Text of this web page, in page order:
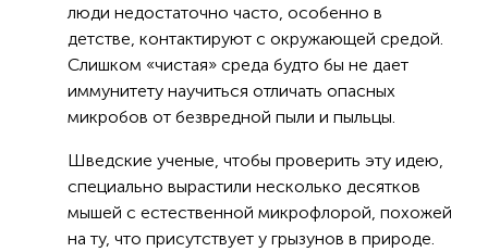
люди недостаточно часто, особенно в
детстве, контактируют с окружающей средой.
Слишком «чистая» среда будто бы не дает
иммунитету научиться отличать опасных
микробов от безвредной пыли и пыльцы.
Шведские ученые, чтобы проверить эту идею,
специально вырастили несколько десятков
мышей с естественной микрофлорой, похожей
на ту, что присутствует у грызунов в природе.